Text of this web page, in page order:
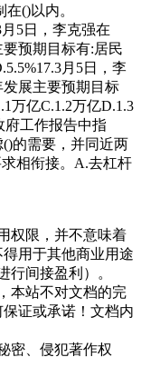
()以内。
⽉5⽇，李克强在
预期⽬标有:居⺠
⽉5⽇，李
展主要预期⽬标
万亿C.1.2万亿D.1.3
府⼯作报告中指
的需要，并同近两
相衔接。A.去杠杆
权限，并不意味着
用于其他商业用途
行间接盈利）。
本站不对文档的完
证或承诺！文档内
密、侵犯著作权